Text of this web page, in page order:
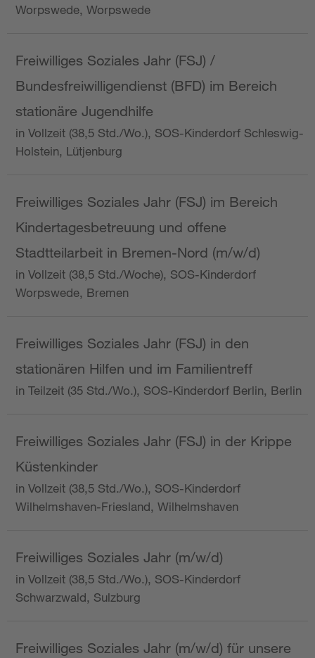
Worpswede, Worpswede
Freiwilliges Soziales Jahr (FSJ) /
Bundesfreiwilligendienst (BFD) im Bereich
stationäre Jugendhilfe
in Vollzeit (38,5 Std./Wo.), SOS-Kinderdorf Schleswig-
Holstein, Lütjenburg
Freiwilliges Soziales Jahr (FSJ) im Bereich
Kindertagesbetreuung und offene
Stadtteilarbeit in Bremen-Nord (m/w/d)
in Vollzeit (38,5 Std./Woche), SOS-Kinderdorf
Worpswede, Bremen
Freiwilliges Soziales Jahr (FSJ) in den
stationären Hilfen und im Familientreff
in Teilzeit (35 Std./Wo.), SOS-Kinderdorf Berlin, Berlin
Freiwilliges Soziales Jahr (FSJ) in der Krippe
Küstenkinder
in Vollzeit (38,5 Std./Wo.), SOS-Kinderdorf
Wilhelmshaven-Friesland, Wilhelmshaven
Freiwilliges Soziales Jahr (m/w/d)
in Vollzeit (38,5 Std./Wo.), SOS-Kinderdorf
Schwarzwald, Sulzburg
Freiwilliges Soziales Jahr (m/w/d) für unsere